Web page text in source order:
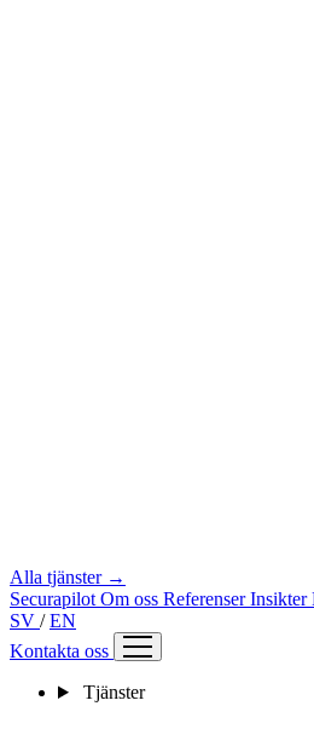
Alla tjänster →
Securapilot Om oss ReferenserInsikter
SV / EN
Kontakta oss
Tjänster